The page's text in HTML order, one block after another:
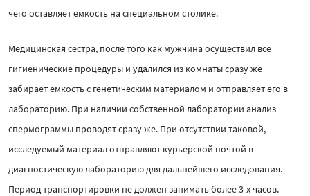
чего оставляет емкость на специальном столике.
Медицинская сестра, после того как мужчина осуществил все
гигиенические процедуры и удалился из комнаты сразу же
забирает емкость с генетическим материалом и отправляет его в
лабораторию. При наличии собственной лаборатории анализ
спермограммы проводят сразу же. При отсутствии таковой,
исследуемый материал отправляют курьерской почтой в
диагностическую лабораторию для дальнейшего исследования.
Период транспортировки не должен занимать более 3-х часов.